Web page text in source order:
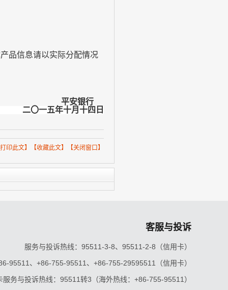
品信息请以实际分配情况
平安银行
二〇一五年十月十四日
打印此文】【收藏此文】【关闭窗口】
客服与投诉
服务与投诉热线：95511-3-8、95511-2-8（信用卡）
95511、+86-755-95511、+86-755-29595511（信用卡）
服务与投诉热线：95511转3（海外热线：+86-755-95511）